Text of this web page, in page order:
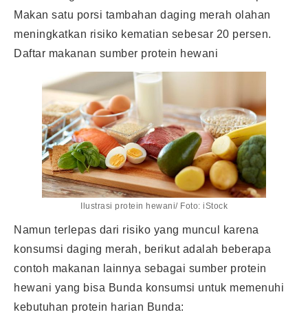
Makan satu porsi tambahan daging merah olahan
meningkatkan risiko kematian sebesar 20 persen.
Daftar makanan sumber protein hewani
Ilustrasi protein hewani/ Foto: iStock
Namun terlepas dari risiko yang muncul karena
konsumsi daging merah, berikut adalah beberapa
contoh makanan lainnya sebagai sumber protein
hewani yang bisa Bunda konsumsi untuk memenuhi
kebutuhan protein harian Bunda: